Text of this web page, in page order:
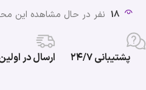
18 نفر در حال مشاهده این
پشتیبانی ۲۴/۷ ارسال در